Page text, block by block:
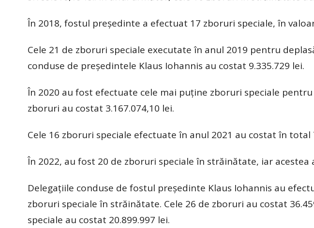
În 2018, fostul președinte a efectuat 17 zboruri speciale, în
Cele 21 de zboruri speciale executate în anul 2019 pentru
conduse de președintele Klaus Iohannis au costat 9.335.729 lei.
În 2020 au fost efectuate cele mai puține zboruri speciale
zboruri au costat 3.167.074,10 lei.
Cele 16 zboruri speciale efectuate în anul 2021 au costat în total
În 2022, au fost 20 de zboruri speciale în străinătate, iar acestea
Delegațiile conduse de fostul președinte Klaus Iohannis au
zboruri speciale în străinătate. Cele 26 de zboruri au costat
speciale au costat 20.899.997 lei.